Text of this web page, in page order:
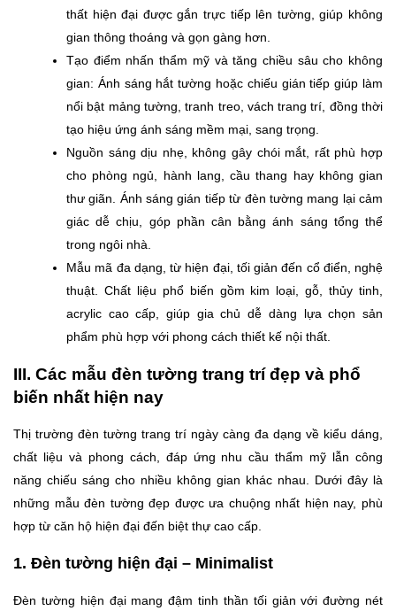
thất hiện đại được gắn trực tiếp lên tường, giúp không
gian thông thoáng và gọn gàng hơn.
Tạo điểm nhấn thẩm mỹ và tăng chiều sâu cho không
gian: Ánh sáng hắt tường hoặc chiếu gián tiếp giúp làm
nổi bật mảng tường, tranh treo, vách trang trí, đồng thời
tạo hiệu ứng ánh sáng mềm mại, sang trọng.
Nguồn sáng dịu nhẹ, không gây chói mắt, rất phù hợp
cho phòng ngủ, hành lang, cầu thang hay không gian
thư giãn. Ánh sáng gián tiếp từ đèn tường mang lại cảm
giác dễ chịu, góp phần cân bằng ánh sáng tổng thể
trong ngôi nhà.
Mẫu mã đa dạng, từ hiện đại, tối giản đến cổ điển, nghệ
thuật. Chất liệu phổ biến gồm kim loại, gỗ, thủy tinh,
acrylic cao cấp, giúp gia chủ dễ dàng lựa chọn sản
phẩm phù hợp với phong cách thiết kế nội thất.
III. Các mẫu đèn tường trang trí đẹp và phổ
biến nhất hiện nay
Thị trường đèn tường trang trí ngày càng đa dạng về kiểu dáng,
chất liệu và phong cách, đáp ứng nhu cầu thẩm mỹ lẫn công
năng chiếu sáng cho nhiều không gian khác nhau. Dưới đây là
những mẫu đèn tường đẹp được ưa chuộng nhất hiện nay, phù
hợp từ căn hộ hiện đại đến biệt thự cao cấp.
1. Đèn tường hiện đại – Minimalist
Đèn tường hiện đại mang đậm tinh thần tối giản với đường nét